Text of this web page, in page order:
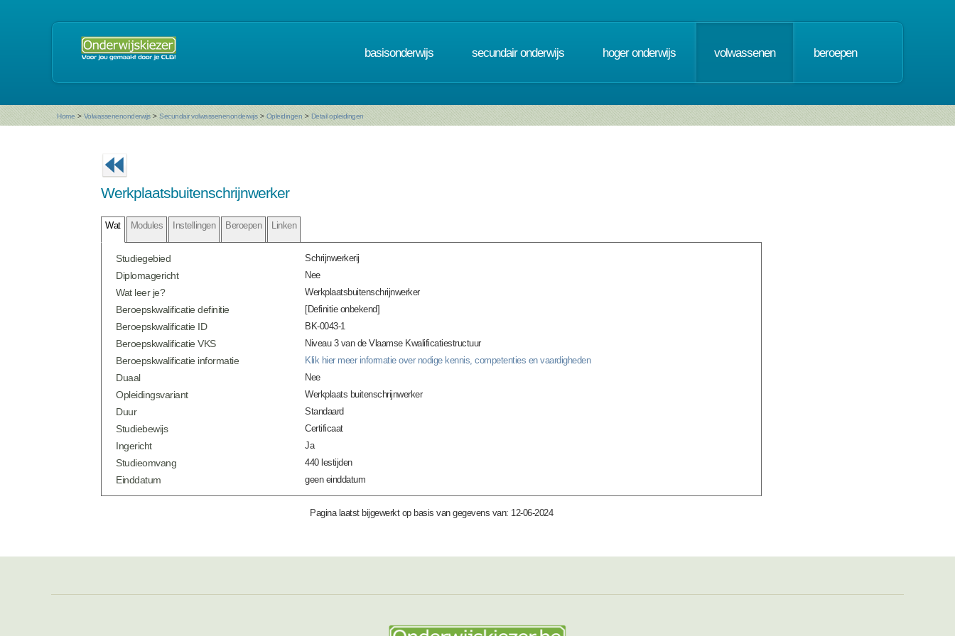
basisonderwijs secundair onderwijs hoger onderwijs volwassenen beroepen
Home > Volwassenenonderwijs > Secundair volwassenenonderwijs > Opleidingen > Detail opleidingen
Werkplaatsbuitenschrijnwerker
Wat Modules Instellingen Beroepen Linken
Studiegebied Schrijnwerkerij
Diplomagericht Nee
Wat leer je? Werkplaatsbuitenschrijnwerker
Beroepskwalificatie definitie [Definitie onbekend]
Beroepskwalificatie ID BK-0043-1
Beroepskwalificatie VKS Niveau 3 van de Vlaamse Kwalificatiestructuur
Beroepskwalificatie informatie Klik hier meer informatie over nodige kennis, competenties en vaardigheden
Duaal Nee
Opleidingsvariant Werkplaats buitenschrijnwerker
Duur Standaard
Studiebewijs Certificaat
Ingericht Ja
Studieomvang 440 lestijden
Einddatum geen einddatum
Pagina laatst bijgewerkt op basis van gegevens van: 12-06-2024